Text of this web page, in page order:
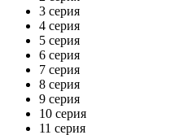
3 серия
4 серия
5 серия
6 серия
7 серия
8 серия
9 серия
10 серия
11 серия